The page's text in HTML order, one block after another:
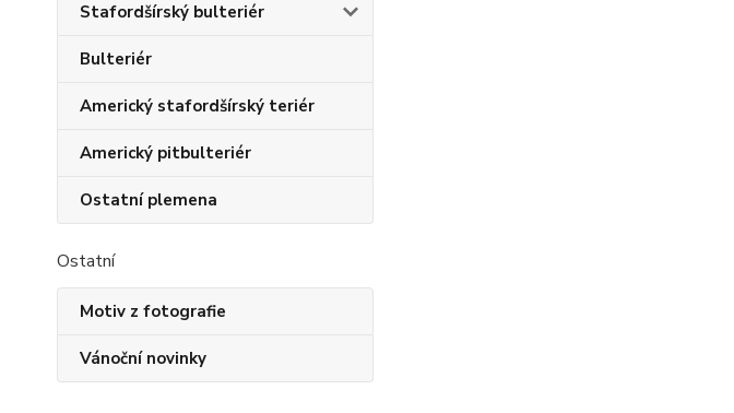
Stafordšírský bulteriér
Bulteriér
Americký stafordšírský teriér
Americký pitbulteriér
Ostatní plemena
Ostatní
Motiv z fotografie
Vánoční novinky